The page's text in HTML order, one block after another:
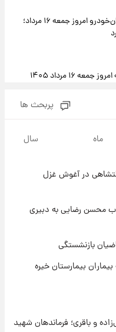
جدول قیمت ایران‌خودرو امروز جمعه ۱۶ مرداد؛
قیمت طلا و سکه امروز جمعه ۱۶ مرداد ۱۴۰۵
چه گفت؟
رئال مادرید رونمایی شد
گسترده با ورود ال‌نینو؛ کدام
بود؟
پربحث ها
ماه سال
در آغوش غزل
محسن رضایی به دبیری
بیمارستان خیره
و باقری؛ فرماندهان شهید